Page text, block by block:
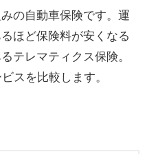
の自動車保険です。運
ほど保険料が安くなる
テレマティクス保険。
スを比較します。